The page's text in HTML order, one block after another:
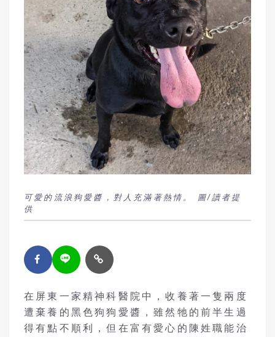
可愛的流浪狗愛醬，對人充滿著熱情。 圖/讀者提
供
在屏東一家精神科醫院中，收養著一隻兩度
遭棄養的黑色狗狗愛醬，雖然牠的前半生過
得有點不順利，但在富有愛心的陳姓職能治